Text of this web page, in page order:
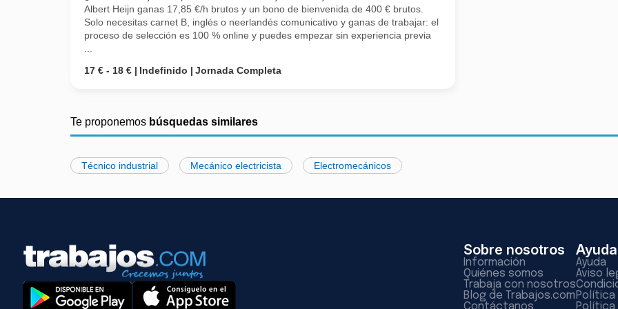
Albert Heijn ganas 17,85 €/h brutos y un bono de bienvenida de 400 € brutos.
Solo necesitas carnet B, inglés o neerlandés comunicativo y ganas de trabajar: el
proceso de selección es 100 % online y puedes empezar sin experiencia previa
17 € - 18 €
Indefinido Jornada Completa
Te proponemos búsquedas similares
Técnico industrial Mecánico electricista Electromecánicos
Sobre nosotros
Información
Quiénes somos
Trabaja con nosotros
Blog de Trabajos.com
Contáctanos
Ayuda
Ayuda
Aviso
Política